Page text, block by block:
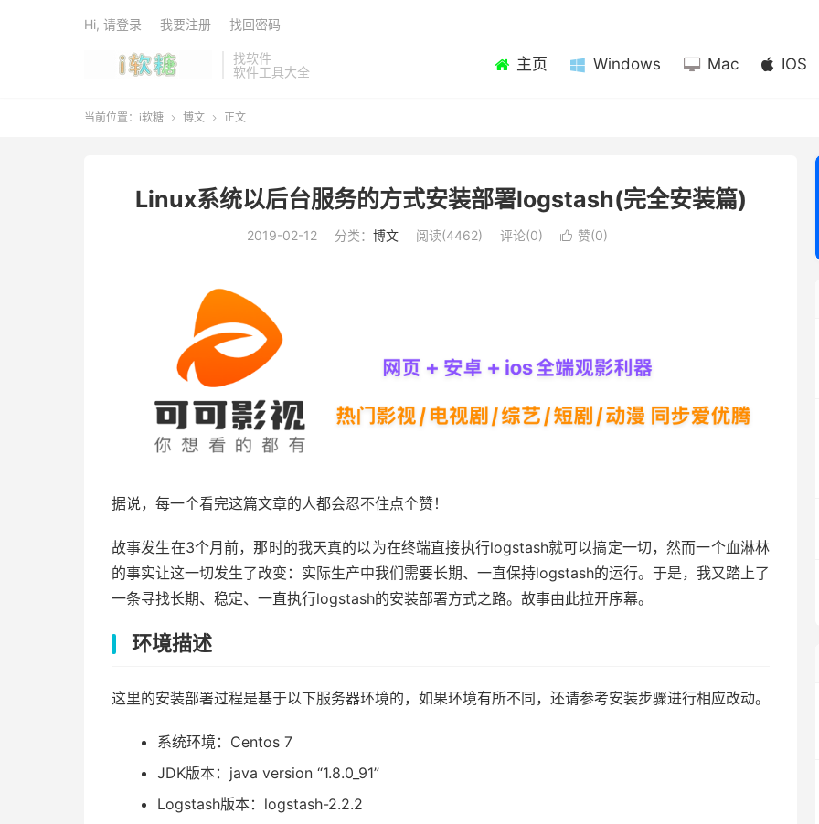
找软件
软件工具大全
主页 Windows Mac IOS
Hi, 请登录 我要注册 找回密码
当前位置： i软糖  博文  正文
Linux系统以后台服务的方式安装部署logstash(完全安装篇)
2019-02-12 分类： 博文 阅读(4462) 评论(0)  赞(0)
据说，每一个看完这篇文章的人都会忍不住点个赞！
故事发生在3个月前，那时的我天真的以为在终端直接执行logstash就可以搞定一切，然而一个血淋林
的事实让这一切发生了改变：实际生产中我们需要长期、一直保持logstash的运行。于是，我又踏上了
一条寻找长期、稳定、一直执行logstash的安装部署方式之路。故事由此拉开序幕。
环境描述
这里的安装部署过程是基于以下服务器环境的，如果环境有所不同，还请参考安装步骤进行相应改动。
系统环境：Centos 7
JDK版本：java version “1.8.0_91”
Logstash版本：logstash-2.2.2